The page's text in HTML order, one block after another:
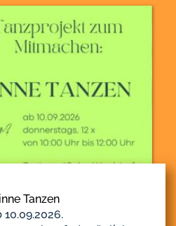
Tanzen